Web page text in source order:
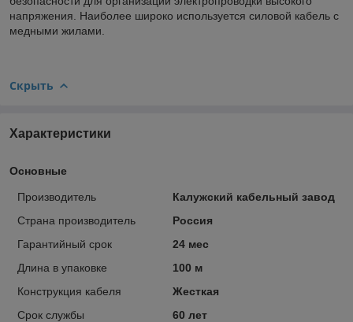
напряжения. Наиболее широко используется силовой кабель с
медными жилами.
Скрыть
Характеристики
Основные
Производитель
Калужский кабельный завод
Страна производитель
Россия
Гарантийный срок
24 мес
Длина в упаковке
100 м
Конструкция кабеля
Жесткая
Срок службы
60 лет